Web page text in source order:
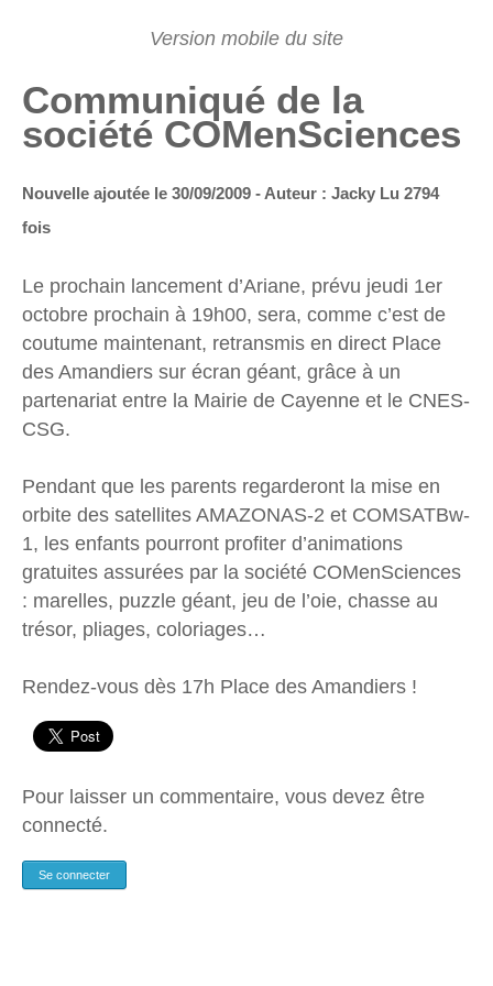
Communiqué de la
société COMenSciences
Nouvelle ajoutée le 30/09/2009 - Auteur : Jacky Lu 2794
fois
Le prochain lancement d’Ariane, prévu jeudi 1er
octobre prochain à 19h00, sera, comme c’est de
coutume maintenant, retransmis en direct Place
des Amandiers sur écran géant, grâce à un
partenariat entre la Mairie de Cayenne et le CNES-
CSG.
Pendant que les parents regarderont la mise en
orbite des satellites AMAZONAS-2 et COMSATBw-
1, les enfants pourront profiter d’animations
gratuites assurées par la société COMenSciences
: marelles, puzzle géant, jeu de l’oie, chasse au
trésor, pliages, coloriages…
Rendez-vous dès 17h Place des Amandiers !
Pour laisser un commentaire, vous devez être
connecté.
Se connecter